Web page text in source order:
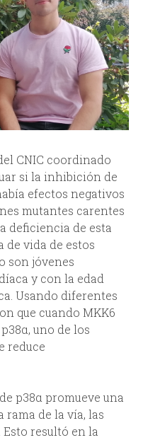
CNIC coordinado
si la inhibición de
efectos negativos
mutantes carentes
deficiencia de esta
de vida de estos
son jóvenes
y con la edad
Usando diferentes
que cuando MKK6
uno de los
reduce
p38α promueve una
de la vía, las
resultó en la